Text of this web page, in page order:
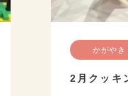
かがやき
2月クッキ